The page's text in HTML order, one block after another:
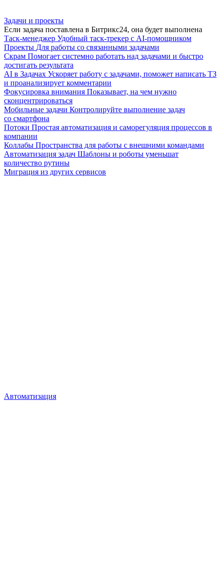
Задачи и проекты
Если задача поставлена в Битрикс24, она будет выполнена
Таск-менеджер Удобный таск-трекер с AI-помощником
Проекты Для работы со связанными задачами
Скрам Помогает системно работать над задачами и быстро
достигать результата
AI в Задачах Ускоряет работу с задачами, поможет написать ТЗ
и проанализирует комментарии
Фокусировка внимания Показывает, на чем нужно
сконцентрироваться
Мобильные задачи Контролируйте выполнение задач
со смартфона
Потоки Простая автоматизация и саморегуляция процессов в
компании
Коллабы Пространства для работы с внешними командами
Автоматизация задач Шаблоны и роботы уменьшат
количество рутины
Миграция из других сервисов
Автоматизация